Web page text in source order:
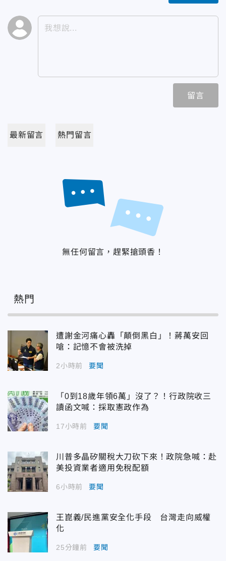
留言
最新留言 熱門留言
無任何留言，趕緊搶頭香！
熱門
遭謝金河痛心轟「顛倒黑白」！蔣萬安回
嗆：記憶不會被洗掉
2小時前 要聞
「0到18歲年領6萬」沒了？！行政院收三
讀函文喊：採取憲政作為
17小時前 要聞
川普多晶矽關稅大刀砍下來！政院急喊：赴
美投資業者適用免稅配額
6小時前 要聞
王崑義/民進黨安全化手段 台灣走向威權
化
25分鐘前 要聞